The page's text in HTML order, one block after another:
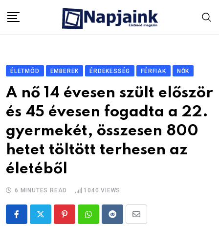
ÉLETMÓD EMBEREK ÉRDEKESSÉG FÉRFIAK NŐK
A nő 14 évesen szült először
és 45 évesen fogadta a 22.
gyermekét, összesen 800
hetet töltött terhesen az
életéből
6 MINUTES READ 1040 VIEWS
PinterestWhatsappRedditShare